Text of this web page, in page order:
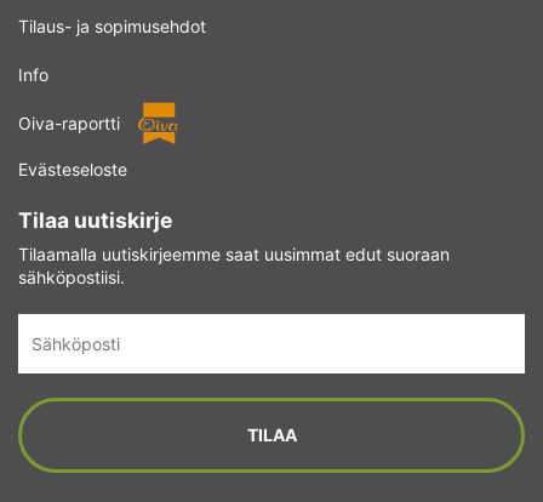
Tilaus- ja sopimusehdot
Info
Oiva-raportti
Evästeseloste
Tilaa uutiskirje
Tilaamalla uutiskirjeemme saat uusimmat edut suoraan
sähköpostiisi.